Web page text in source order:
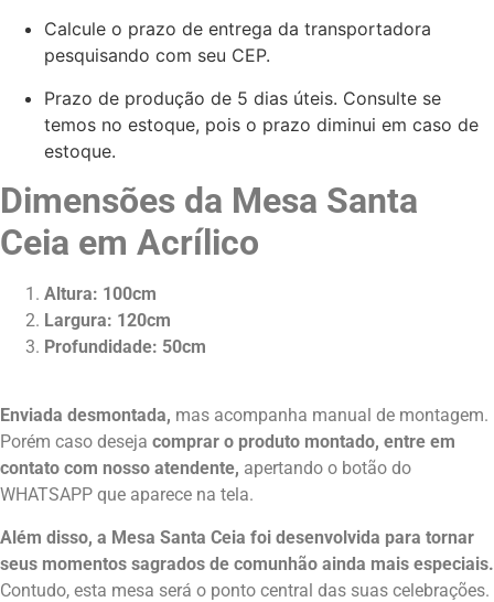
Calcule o prazo de entrega da transportadora
pesquisando com seu CEP.
Prazo de produção de 5 dias úteis. Consulte se
temos no estoque, pois o prazo diminui em caso de
estoque.
Dimensões da Mesa Santa
Ceia em Acrílico
Altura: 100cm
Largura: 120cm
Profundidade: 50cm
Enviada desmontada, mas acompanha manual de montagem.
Porém caso deseja comprar o produto montado, entre em
contato com nosso atendente, apertando o botão do
WHATSAPP que aparece na tela.
Além disso, a Mesa Santa Ceia foi desenvolvida para tornar
seus momentos sagrados de comunhão ainda mais especiais.
Contudo, esta mesa será o ponto central das suas celebrações.